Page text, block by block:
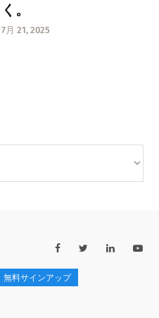
く。
7月 21, 2025
無料サインアップ